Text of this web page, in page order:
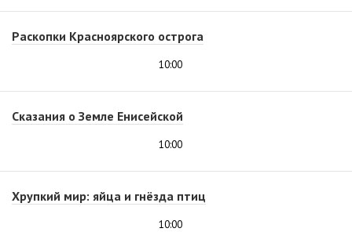
Раскопки Красноярского острога
10:00
Сказания о Земле Енисейской
10:00
Хрупкий мир: яйца и гнёзда птиц
10:00